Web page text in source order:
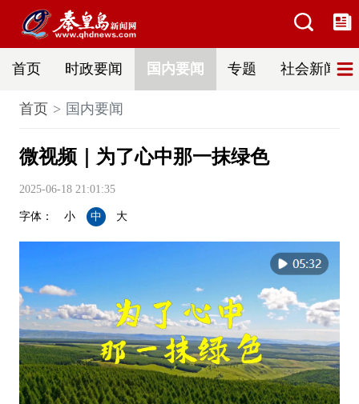
首页 时政要闻 国内要闻 专题 社会新闻
首页 国内要闻
微视频｜为了心中那一抹绿色
2025-06-18 21:01:35
字体： 小 中 大